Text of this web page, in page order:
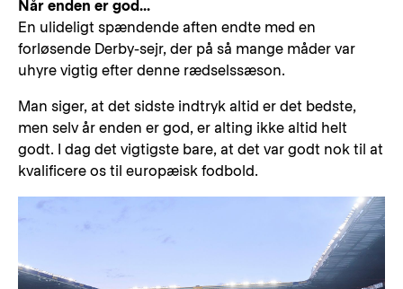
Når enden er god...
En ulideligt spændende aften endte med en
forløsende Derby-sejr, der på så mange måder var
uhyre vigtig efter denne rædselssæson.
Man siger, at det sidste indtryk altid er det bedste,
men selv år enden er god, er alting ikke altid helt
godt. I dag det vigtigste bare, at det var godt nok til at
kvalificere os til europæisk fodbold.